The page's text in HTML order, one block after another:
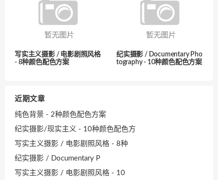
写实主义摄影 / 电影剧照风格
- 8种颜色配色方案
纪实摄影 / Documentary Pho
tography - 10种颜色配色方案
近期文章
纯色背景 - 2种颜色配色方案
纪实摄影/现实主义 - 10种颜色配色方
写实主义摄影 / 电影剧照风格 - 8种
纪实摄影 / Documentary P
写实主义摄影 / 电影剧照风格 - 10